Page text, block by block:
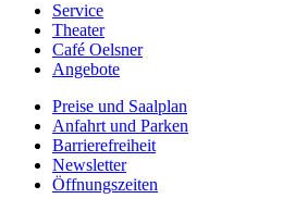
Service
Theater
Café Oelsner
Angebote
Preise und Saalplan
Anfahrt und Parken
Barrierefreiheit
Newsletter
Öffnungszeiten